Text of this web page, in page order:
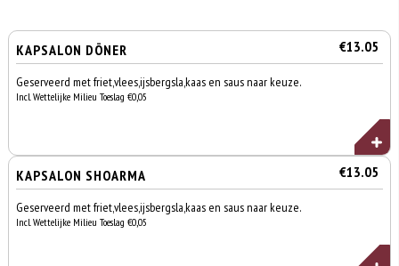
KAPSALON DÖNER €13.05
Geserveerd met friet,vlees,ijsbergsla,kaas en saus naar keuze.
Incl. Wettelijke Milieu Toeslag €0,05
KAPSALON SHOARMA €13.05
Geserveerd met friet,vlees,ijsbergsla,kaas en saus naar keuze.
Incl. Wettelijke Milieu Toeslag €0,05